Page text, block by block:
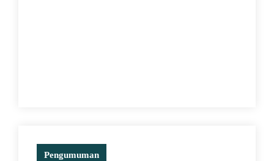
Pengumuman